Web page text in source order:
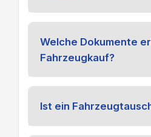
Welche Dokumente
Fahrzeugkauf?
Ist ein